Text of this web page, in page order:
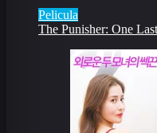
Pelicula
The Punisher: One